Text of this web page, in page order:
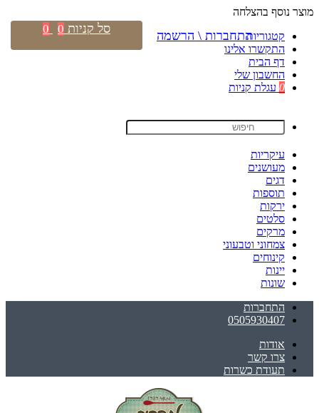
מוצר נוסף בהצלחה
קטגוריות
התקשרו אלינו
דף הבית
החשבון שלי
0 עגלת קניות
עיקריות
מעושנים
דגים
תוספות
ירקות
סלטים
מרקים
צמחוני וטבעוני
קינוחים
יינות
שונות
התחברות
0505930407
אודות
צרו קשר
תעודת כשרות
התחברות \ הרשמה סל קניות 0
0